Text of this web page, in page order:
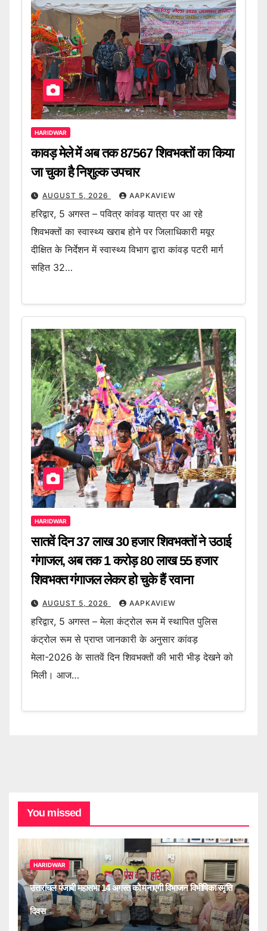
HARIDWAR
कावड़ मेले में अब तक 87567 शिवभक्तों का किया
जा चुका है निशुल्क उपचार
AUGUST 5, 2026 AAPKAVIEW
हरिद्वार, 5 अगस्त – पवित्र कांवड़ यात्रा पर आ रहे
शिवभक्तों का स्वास्थ्य खराब होने पर जिलाधिकारी मयूर
दीक्षित के निर्देशन में स्वास्थ्य विभाग द्वारा कांवड़ पटरी मार्ग
सहित 32…
HARIDWAR
सातवें दिन 37 लाख 30 हजार शिवभक्तों ने उठाई
गंगाजल, अब तक 1 करोड़ 80 लाख 55 हजार
शिवभक्त गंगाजल लेकर हो चुके हैं रवाना
AUGUST 5, 2026 AAPKAVIEW
हरिद्वार, 5 अगस्त – मेला कंट्रोल रूम में स्थापित पुलिस
कंट्रोल रूम से प्राप्त जानकारी के अनुसार कांवड़
मेला-2026 के सातवें दिन शिवभक्तों की भारी भीड़ देखने को
मिली। आज…
You missed
HARIDWAR
उत्तरांचल पंजाबी महासभा 14 अगस्त को मनाएगी विभाजन विभीषिका स्मृति
दिवस